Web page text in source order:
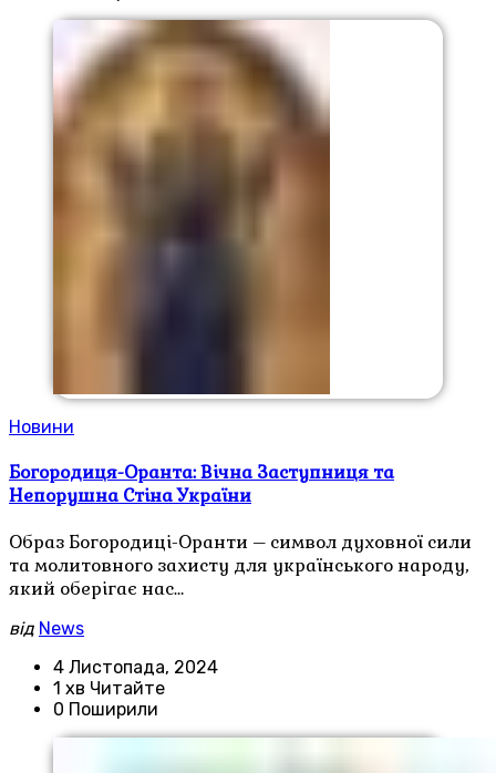
Новини
Богородиця-Оранта: Вічна Заступниця та
Непорушна Стіна України
Образ Богородиці-Оранти – символ духовної сили
та молитовного захисту для українського народу,
який оберігає нас…
від News
4 Листопада, 2024
1 хв Читайте
0 Поширили